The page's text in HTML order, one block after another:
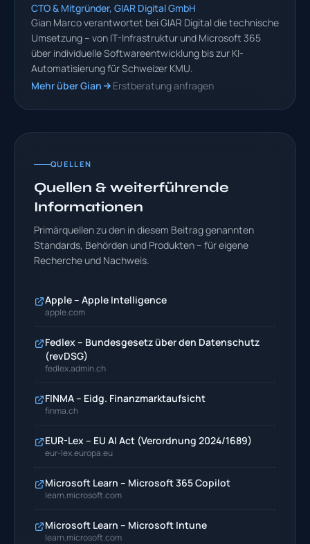
CTO & Mitgründer, GIAR Digital GmbH
Gian Marco verantwortet bei GIAR Digital die technische
Umsetzung – von IT-Infrastruktur und Microsoft 365
über individuelle Softwareentwicklung bis zur KI-
Automatisierung für Schweizer KMU.
Mehr über Gian
Erstberatung anfragen
QUELLEN
Quellen & weiterführende
Informationen
Primärquellen zu den in diesem Beitrag genannten
Standards, Behörden und Produkten – für eigene
Recherche und Nachweis.
Apple – Apple Intelligence
apple.com
Fedlex – Bundesgesetz über den Datenschutz
(revDSG)
fedlex.admin.ch
FINMA – Eidg. Finanzmarktaufsicht
finma.ch
EUR-Lex – EU AI Act (Verordnung 2024/1689)
eur-lex.europa.eu
Microsoft Learn – Microsoft 365 Copilot
learn.microsoft.com
Microsoft Learn – Microsoft Intune
learn.microsoft.com